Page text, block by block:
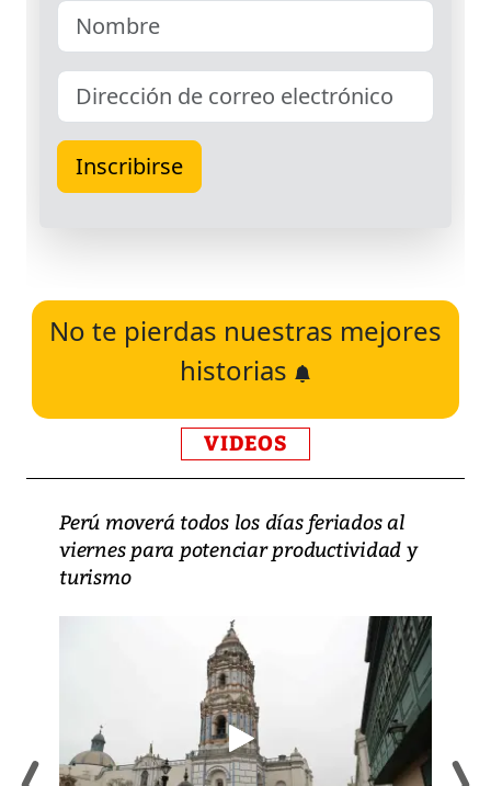
No te pierdas nuestras mejores
historias
VIDEOS
Perú moverá todos los días feriados al
viernes para potenciar productividad y
turismo